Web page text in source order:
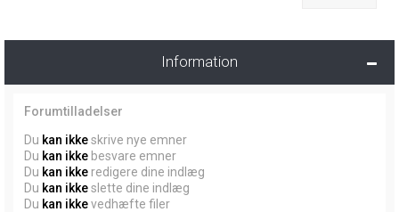
Information
Forumtilladelser
Du kan ikkeskrive nye emner
Du kan ikke besvare emner
Du kan ikke redigere dine indlæg
Du kan ikkeslette dine indlæg
Du kan ikkevedhæfte filer